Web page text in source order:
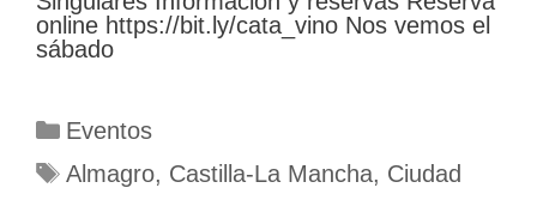
online https://bit.ly/cata_vino Nos vemos el
sábado
Categorías
Eventos
Etiquetas
Almagro, Castilla-La Mancha, Ciudad